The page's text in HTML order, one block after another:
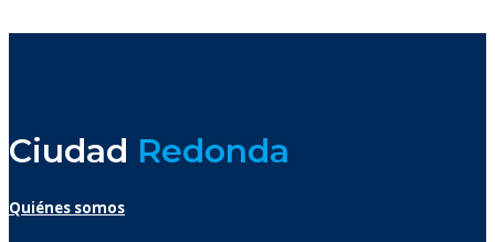
Ciudad Redonda
Quiénes somos